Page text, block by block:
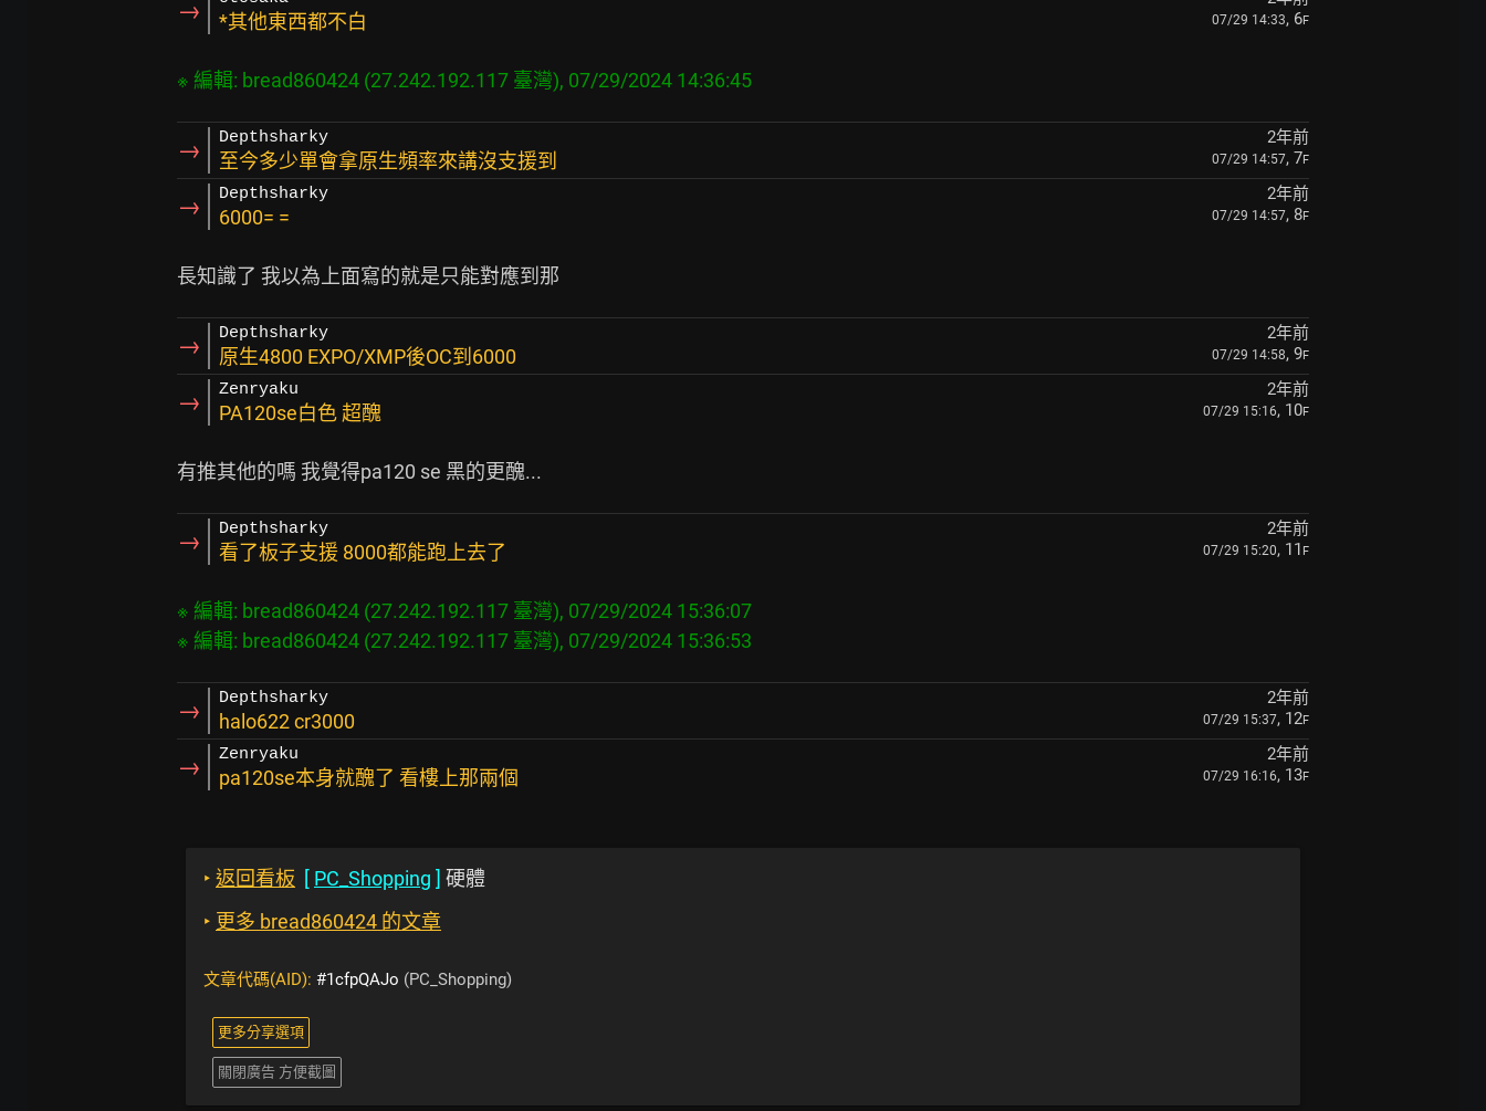
→ *其他東西都不白 07/29 14:33, 6F
→ Depthsharky 2年前
至今多少單會拿原生頻率來講沒支援到 07/29 14:57, 7F
→ Depthsharky 2年前
6000= = 07/29 14:57, 8F
→ Depthsharky 2年前
原生4800 EXPO/XMP後OC到6000 07/29 14:58, 9F
→ Zenryaku 2年前
PA120se白色 超醜 07/29 15:16, 10F
→ Depthsharky 2年前
看了板子支援 8000都能跑上去了 07/29 15:20, 11 F
※ 編輯: bread860424 (27.242.192.117 臺灣), 07/29/2024 15:36:07
→ Depthsharky 2年前
halo622 cr3000 07/29 15:37, 12F
→ Zenryaku 2年前
pa120se本身就醜了 看樓上那兩個 07/29 16:16, 13F
‣ 返回看板 [ PC_Shopping ] 硬體
‣ 更多 bread860424 的文章
文章代碼(AID): #1cfpQAJo (PC_Shopping)
更多分享選項
關閉廣告 方便截圖